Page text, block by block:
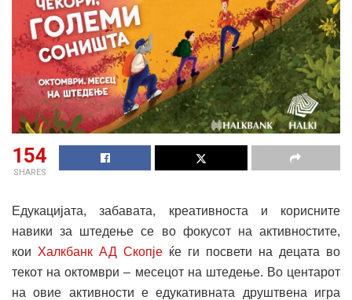
154
SHARES
Едукацијата, забавата, креативноста и корисните
навики за штедење се во фокусот на активностите,
кои Халкбанк АД Скопје ќе ги посвети на децата во
текот на октомври – месецот на штедење. Во центарот
на овие активности е едукативната друштвена игра